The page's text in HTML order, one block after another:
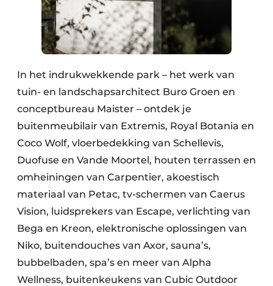
In het indrukwekkende park – het werk van
tuin- en landschapsarchitect Buro Groen en
conceptbureau Maister – ontdek je
buitenmeubilair van Extremis, Royal Botania en
Coco Wolf, vloerbedekking van Schellevis,
Duofuse en Vande Moortel, houten terrassen en
omheiningen van Carpentier, akoestisch
materiaal van Petac, tv-schermen van Caerus
Vision, luidsprekers van Escape, verlichting van
Bega en Kreon, elektronische oplossingen van
Niko, buitendouches van Axor, sauna’s,
bubbelbaden, spa’s en meer van Alpha
Wellness, buitenkeukens van Cubic Outdoor